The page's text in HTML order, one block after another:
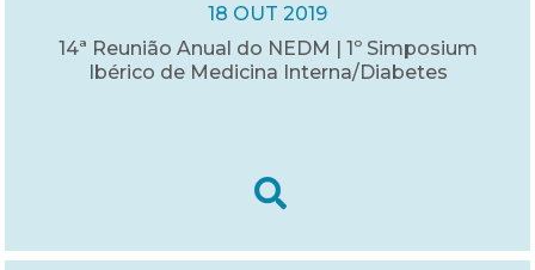
18 OUT 2019
14ª Reunião Anual do NEDM | 1º Simposium
Ibérico de Medicina Interna/Diabetes